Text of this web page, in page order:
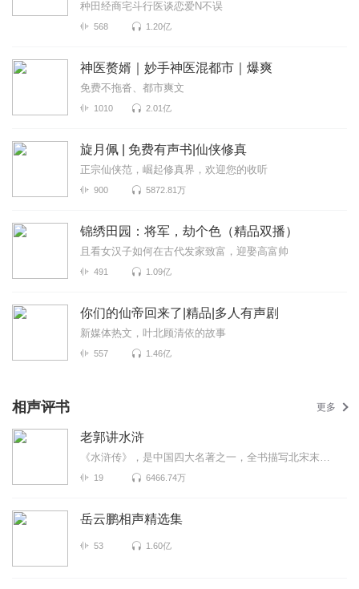
种田经商宅斗行医谈恋爱N不误
568 1.20亿
神医赘婿｜妙手神医混都市｜爆爽
免费不拖沓、都市爽文
1010 2.01亿
旋月佩 | 免费有声书|仙侠修真
正宗仙侠范，崛起修真界，欢迎您的收听
900 5872.81万
锦绣田园：将军，劫个色（精品双播）
且看女汉子如何在古代发家致富，迎娶高富帅
491 1.09亿
你们的仙帝回来了|精品|多人有声剧
新媒体热文，叶北顾清依的故事
557 1.46亿
相声评书 更多
老郭讲水浒
《水浒传》，是中国四大名著之一，全书描写北宋末年以宋江为首的108位好汉在梁山起...
19 6466.74万
岳云鹏相声精选集
53 1.60亿